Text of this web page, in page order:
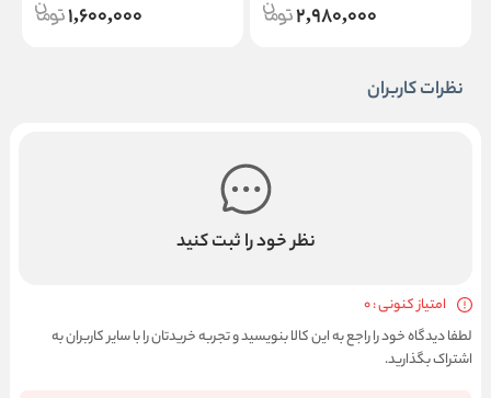
2,980,000
1,600,000
نظرات کاربران
نظر خود را ثبت کنید
امتیاز کنونی : 0
لطفا دیدگاه خود را راجع به این کالا بنویسید و تجربه خریدتان را با سایر کاربران به
اشتراک بگذارید.